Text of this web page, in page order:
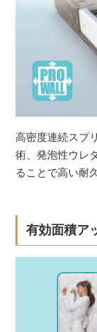
高密度連続スプ
術、発泡性ウレ
ることで高い耐
有効面積ア